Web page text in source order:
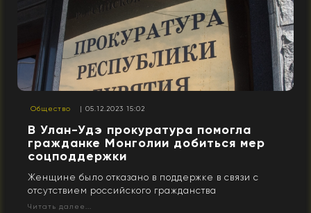
Общество | 05.12.2023 15:02
В Улан-Удэ прокуратура помогла
гражданке Монголии добиться мер
соцподдержки
Женщине было отказано в поддержке в связи с
отсутствием российского гражданства
Читать далее...